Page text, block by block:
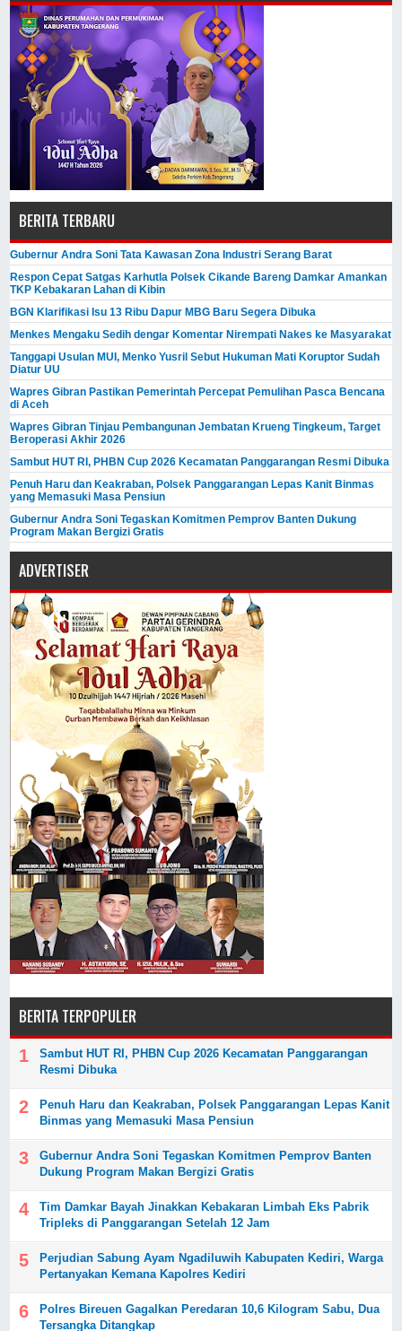
BERITA TERBARU
Gubernur Andra Soni Tata Kawasan Zona Industri Serang Barat
Respon Cepat Satgas Karhutla Polsek Cikande Bareng Damkar Amankan
TKP Kebakaran Lahan di Kibin
BGN Klarifikasi Isu 13 Ribu Dapur MBG Baru Segera Dibuka
Menkes Mengaku Sedih dengar Komentar Nirempati Nakes ke Masyarakat
Tanggapi Usulan MUI, Menko Yusril Sebut Hukuman Mati Koruptor Sudah
Diatur UU
Wapres Gibran Pastikan Pemerintah Percepat Pemulihan Pasca Bencana
di Aceh
Wapres Gibran Tinjau Pembangunan Jembatan Krueng Tingkeum, Target
Beroperasi Akhir 2026
Sambut HUT RI, PHBN Cup 2026 Kecamatan Panggarangan Resmi Dibuka
Penuh Haru dan Keakraban, Polsek Panggarangan Lepas Kanit Binmas
yang Memasuki Masa Pensiun
Gubernur Andra Soni Tegaskan Komitmen Pemprov Banten Dukung
Program Makan Bergizi Gratis
ADVERTISER
BERITA TERPOPULER
Sambut HUT RI, PHBN Cup 2026 Kecamatan Panggarangan
Resmi Dibuka
Penuh Haru dan Keakraban, Polsek Panggarangan Lepas Kanit
Binmas yang Memasuki Masa Pensiun
Gubernur Andra Soni Tegaskan Komitmen Pemprov Banten
Dukung Program Makan Bergizi Gratis
Tim Damkar Bayah Jinakkan Kebakaran Limbah Eks Pabrik
Tripleks di Panggarangan Setelah 12 Jam
Perjudian Sabung Ayam Ngadiluwih Kabupaten Kediri, Warga
Pertanyakan Kemana Kapolres Kediri
Polres Bireuen Gagalkan Peredaran 10,6 Kilogram Sabu, Dua
Tersangka Ditangkap